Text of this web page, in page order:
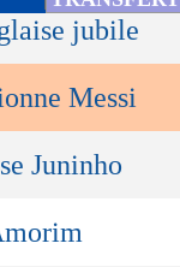
jubile
Messi
Juninho